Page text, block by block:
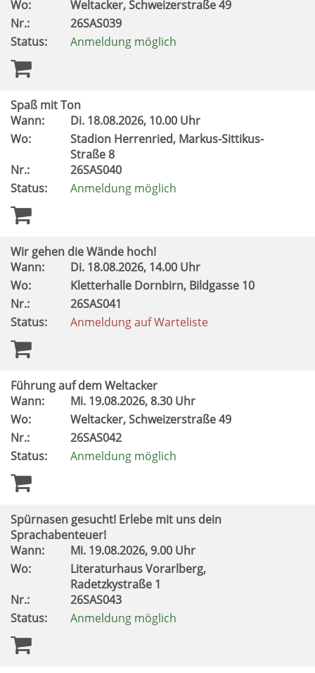
Wo:
Weltacker, Schweizerstraße 49
Nr.:
26SAS039
Status:
Anmeldung möglich
Spaß mit Ton
Wann:
Di. 18.08.2026, 10.00 Uhr
Wo:
Stadion Herrenried, Markus-Sittikus-
Straße 8
Nr.:
26SAS040
Status:
Anmeldung möglich
Wir gehen die Wände hoch!
Wann:
Di. 18.08.2026, 14.00 Uhr
Wo:
Kletterhalle Dornbirn, Bildgasse 10
Nr.:
26SAS041
Status:
Anmeldung auf Warteliste
Führung auf dem Weltacker
Wann:
Mi. 19.08.2026, 8.30 Uhr
Wo:
Weltacker, Schweizerstraße 49
Nr.:
26SAS042
Status:
Anmeldung möglich
Spürnasen gesucht! Erlebe mit uns dein
Sprachabenteuer!
Wann:
Mi. 19.08.2026, 9.00 Uhr
Wo:
Literaturhaus Vorarlberg,
Radetzkystraße 1
Nr.:
26SAS043
Status:
Anmeldung möglich